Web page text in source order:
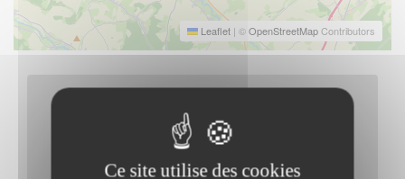
Leaflet | ©OpenStreetMapContributors
Ce site utilise des cookies